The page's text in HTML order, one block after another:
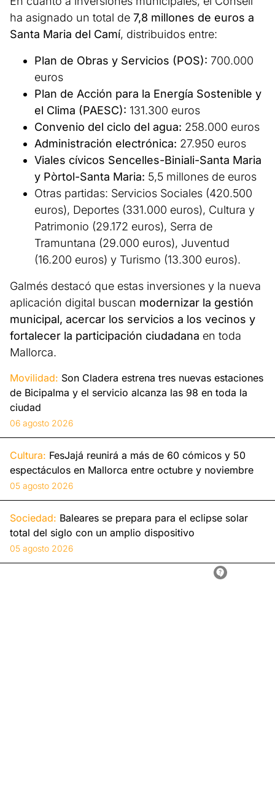
ha asignado un total de 7,8 millones de euros a
Santa Maria del Camí, distribuidos entre:
Plan de Obras y Servicios (POS): 700.000
euros
Plan de Acción para la Energía Sostenible y
el Clima (PAESC): 131.300 euros
Convenio del ciclo del agua: 258.000 euros
Administración electrónica: 27.950 euros
Viales cívicos Sencelles-Biniali-Santa Maria
y Pòrtol-Santa Maria: 5,5 millones de euros
Otras partidas: Servicios Sociales (420.500
euros), Deportes (331.000 euros), Cultura y
Patrimonio (29.172 euros), Serra de
Tramuntana (29.000 euros), Juventud
(16.200 euros) y Turismo (13.300 euros).
Galmés destacó que estas inversiones y la nueva
aplicación digital buscan modernizar la gestión
municipal, acercar los servicios a los vecinos y
fortalecer la participación ciudadana en toda
Mallorca.
Movilidad: Son Cladera estrena tres nuevas estaciones
de Bicipalma y el servicio alcanza las 98 en toda la
ciudad
06 agosto 2026
Cultura: FesJajá reunirá a más de 60 cómicos y 50
espectáculos en Mallorca entre octubre y noviembre
05 agosto 2026
Sociedad: Baleares se prepara para el eclipse solar
total del siglo con un amplio dispositivo
05 agosto 2026